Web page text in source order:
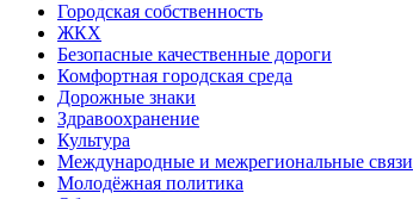
Городская собственность
ЖКХ
Безопасные качественные дороги
Комфортная городская среда
Дорожные знаки
Здравоохранение
Культура
Международные и межрегиональные связи
Молодёжная политика